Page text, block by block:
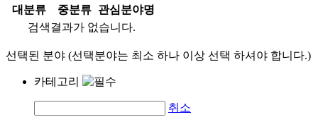
대분류
중분류
관심분야명
검색결과가 없습니다.
선택된 분야 (선택분야는 최소 하나 이상 선택 하셔야 합니다.)
카테고리
취소